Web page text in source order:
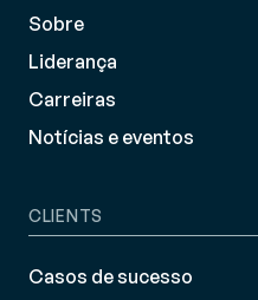
Sobre
Liderança
Carreiras
Notícias e eventos
CLIENTS
Casos de sucesso